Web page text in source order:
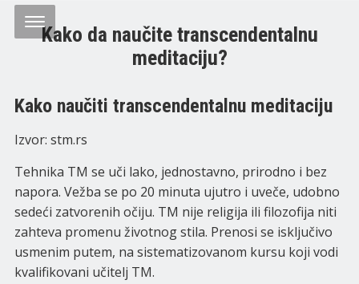
Kako da naučite transcendentalnu
meditaciju?
Kako naučiti transcendentalnu meditaciju
Izvor: stm.rs
Tehnika TM se uči lako, jednostavno, prirodno i bez
napora. Vežba se po 20 minuta ujutro i uveče, udobno
sedeći zatvorenih očiju. TM nije religija ili filozofija niti
zahteva promenu životnog stila. Prenosi se isključivo
usmenim putem, na sistematizovanom kursu koji vodi
kvalifikovani učitelj TM.